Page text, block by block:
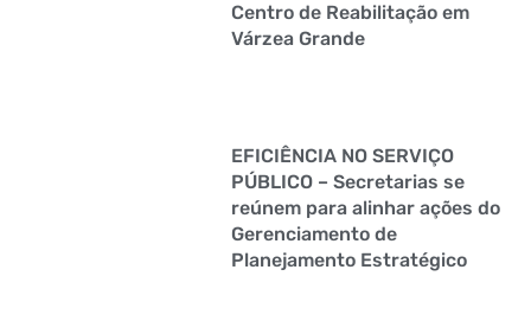
Centro de Reabilitação em
Várzea Grande
EFICIÊNCIA NO SERVIÇO
PÚBLICO – Secretarias se
reúnem para alinhar ações do
Gerenciamento de
Planejamento Estratégico